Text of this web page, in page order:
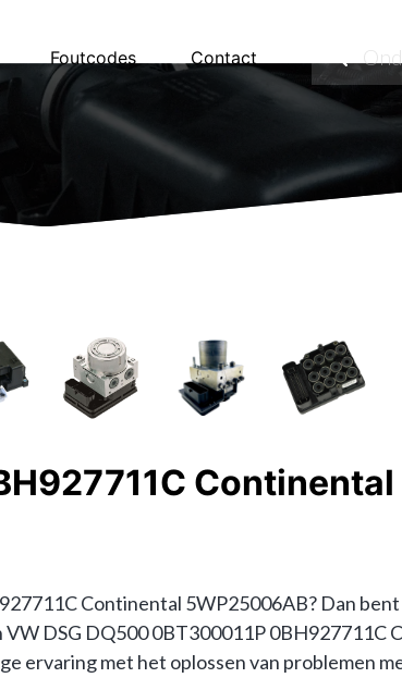
Foutcodes Contact
Continental
Continental 5WP25006AB? Dan bent
DSG DQ500 0BT300011P 0BH927711C
ervaring met het oplossen van problemen